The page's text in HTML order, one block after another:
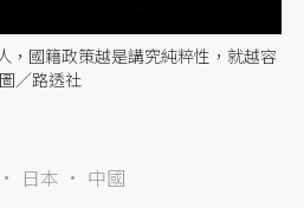
，國籍政策越是講究純粹性，就越容
／路透社
日本 中國